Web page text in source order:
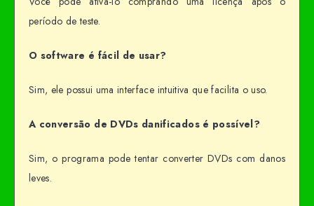
período de teste.
O software é fácil de usar?
Sim, ele possui uma interface intuitiva que facilita o uso.
A conversão de DVDs danificados é possível?
Sim, o programa pode tentar converter DVDs com danos
leves.